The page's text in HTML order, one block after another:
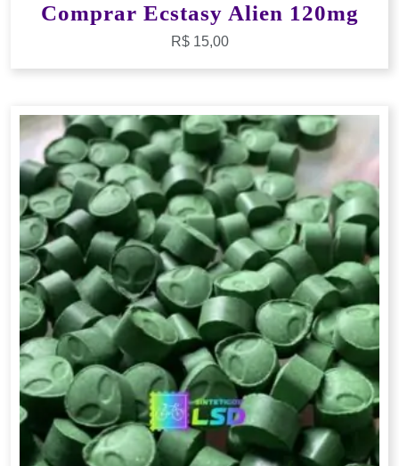
Comprar Ecstasy Alien 120mg
R$15,00